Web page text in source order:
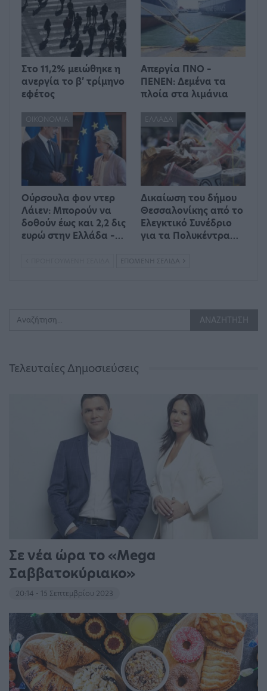
Στο 11,2% μειώθηκε η
ανεργία το β’ τρίμηνο
εφέτος
Απεργία ΠΝΟ –
ΠΕΝΕΝ: Δεμένα τα
πλοία στα λιμάνια
ΟΙΚΟΝΟΜΊΑ
Ούρσουλα φον ντερ
Λάιεν: Μπορούν να
δοθούν έως και 2,2 δις
ευρώ στην Ελλάδα –…
ΕΛΛΆΔΑ
Δικαίωση του δήμου
Θεσσαλονίκης από το
Ελεγκτικό Συνέδριο
για τα Πολυκέντρα…
ΕΠΌΜΕΝΗ ΣΕΛΊΔΑ
Τελευταίες Δημοσιεύσεις
Σε νέα ώρα το «Mega
Σαββατοκύριακο»
20:14 - 15 Σεπτεμβρίου 2023